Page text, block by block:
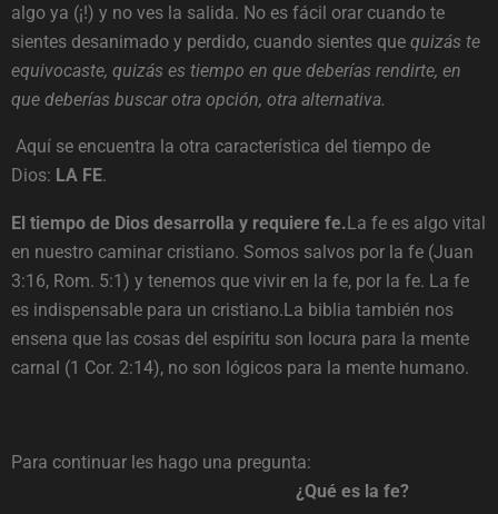
algo ya (¡!) y no ves la salida. No es fácil orar cuando te
sientes desanimado y perdido, cuando sientes que quizás te
equivocaste, quizás es tiempo en que deberías rendirte, en
que deberías buscar otra opción, otra alternativa.
Aquí se encuentra la otra característica del tiempo de
Dios: LA FE.
El tiempo de Dios desarrolla y requiere fe.La fe es algo vital
en nuestro caminar cristiano. Somos salvos por la fe (Juan
3:16, Rom. 5:1) y tenemos que vivir en la fe, por la fe. La fe
es indispensable para un cristiano.La biblia también nos
ensena que las cosas del espíritu son locura para la mente
carnal (1 Cor. 2:14), no son lógicos para la mente humano.
Para continuar les hago una pregunta:
¿Qué es la fe?